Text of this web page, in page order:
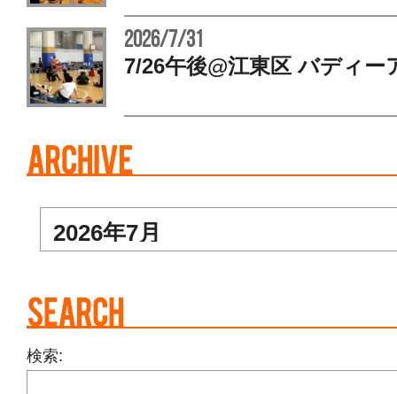
2026/7/31
7/26午後@江東区 バディ
検索: